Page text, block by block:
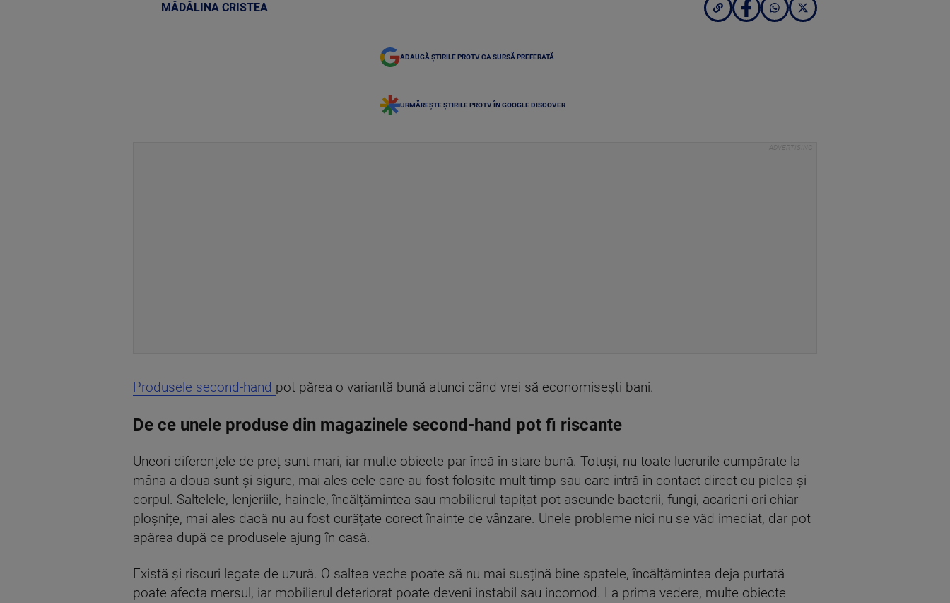
MĂDĂLINA CRISTEA
ADAUGĂ ȘTIRILE PROTV CA SURSĂ PREFERATĂ
URMĂREȘTE ȘTIRILE PROTV ÎN GOOGLE DISCOVER
Produsele second-hand pot părea o variantă bună atunci când vrei să economisești bani.
De ce unele produse din magazinele second-hand pot fi riscante
Uneori diferențele de preț sunt mari, iar multe obiecte par încă în stare bună. Totuși, nu toate lucrurile cumpărate la
mâna a doua sunt și sigure, mai ales cele care au fost folosite mult timp sau care intră în contact direct cu pielea și
corpul. Saltelele, lenjeriile, hainele, încălțămintea sau mobilierul tapițat pot ascunde bacterii, fungi, acarieni ori chiar
ploșnițe, mai ales dacă nu au fost curățate corect înainte de vânzare. Unele probleme nici nu se văd imediat, dar pot
apărea după ce produsele ajung în casă.
Există și riscuri legate de uzură. O saltea veche poate să nu mai susțină bine spatele, încălțămintea deja purtată
poate afecta mersul, iar mobilierul deteriorat poate deveni instabil sau incomod. La prima vedere, multe obiecte